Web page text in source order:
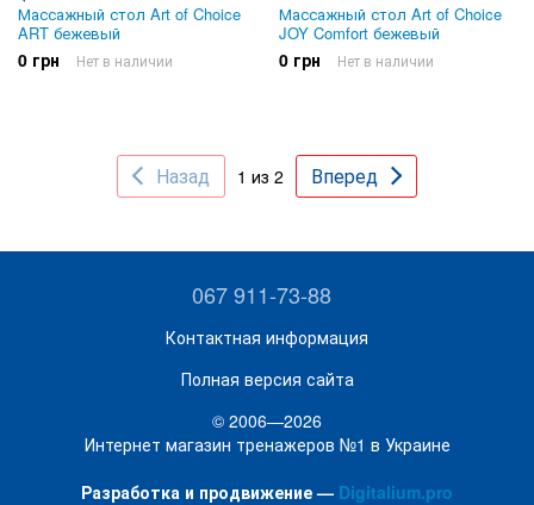
Массажный стол Art of Choice
ART бежевый
0 грн Нет в наличии
Массажный стол Art of Choice
JOY Comfort бежевый
0 грн Нет в наличии
Назад 1 из 2 Вперед
067 911-73-88
Контактная информация
Полная версия сайта
© 2006—2026
Интернет магазин тренажеров №1 в Украине
Разработка и продвижение — Digitalium.pro